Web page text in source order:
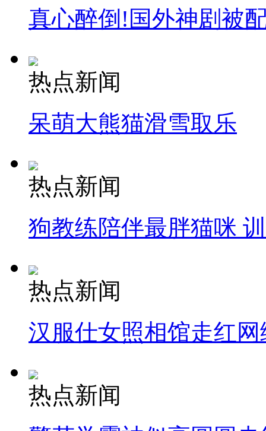
真心醉倒!国外神剧被
热点新闻
呆萌大熊猫滑雪取乐
热点新闻
狗教练陪伴最胖猫咪
热点新闻
汉服仕女照相馆走红网
热点新闻